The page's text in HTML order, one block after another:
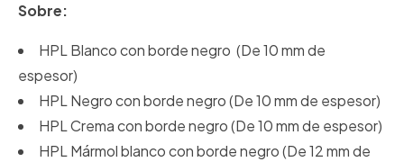
Sobre:
HPL Blanco con borde negro (De 10 mm de
espesor)
HPL Negro con borde negro (De 10 mm de espesor)
HPL Crema con borde negro (De 10 mm de espesor)
HPL Mármol blanco con borde negro (De 12 mm de